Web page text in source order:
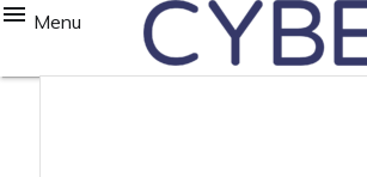
Menu